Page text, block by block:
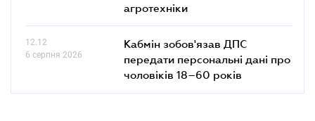
агротехніки
12.12
6 серпня 2026
Кабмін зобов'язав ДПС
передати персональні дані про
чоловіків 18–60 років